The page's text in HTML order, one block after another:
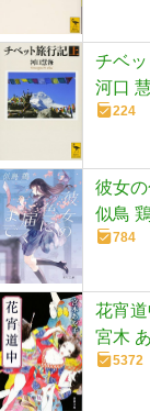
チベ
河口
224
彼女
似鳥
784
花宵
宮木
5372